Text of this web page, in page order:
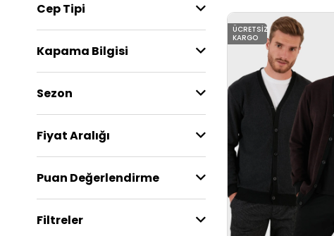
Cep Tipi
Kapama Bilgisi
Sezon
Fiyat Aralığı
Puan Değerlendirme
Filtreler
ÜCRETSIZ
KARGO